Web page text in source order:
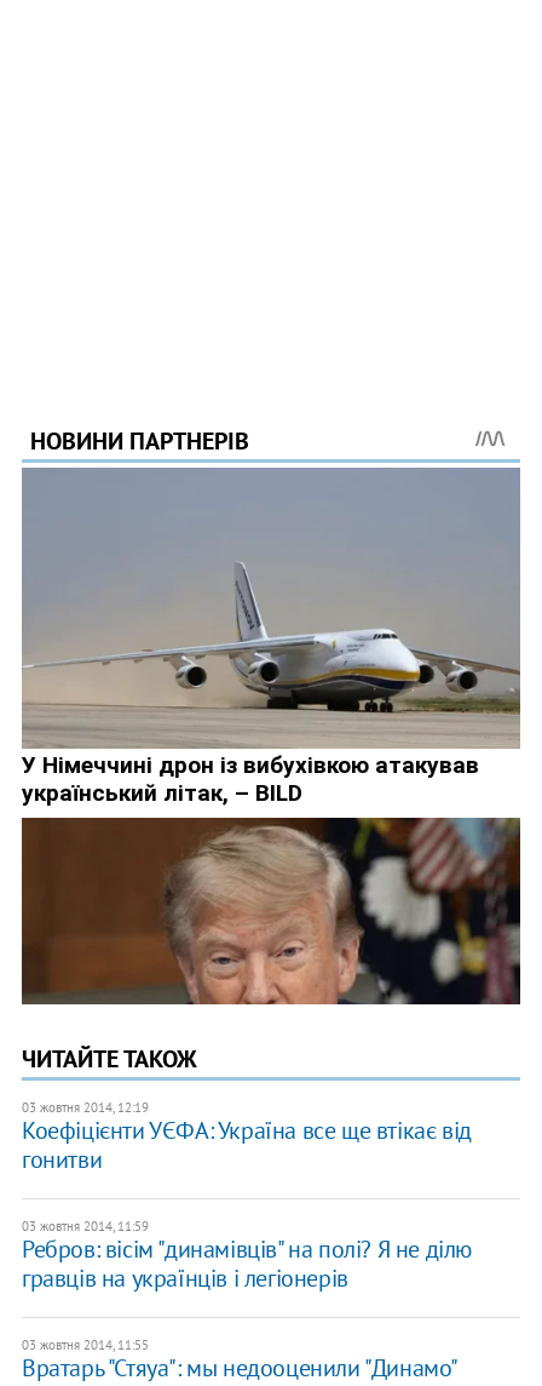
ЧИТАЙТЕ ТАКОЖ
03 жовтня 2014, 12:19
Коефіцієнти УЄФА: Україна все ще втікає від
гонитви
03 жовтня 2014, 11:59
Ребров: вісім "динамівців" на полі? Я не ділю
гравців на українців і легіонерів
03 жовтня 2014, 11:55
Вратарь "Стяуа": мы недооценили "Динамо"